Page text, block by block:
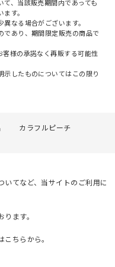
、当該販売期間内であっても
す。
なる場合がございます。
であり、期間限定販売の商品で
様の承諾なく再販する可能性
したものについてはこの限り
カラフルピーチ
てなど、当サイトのご利用に
ます。
ちらから。